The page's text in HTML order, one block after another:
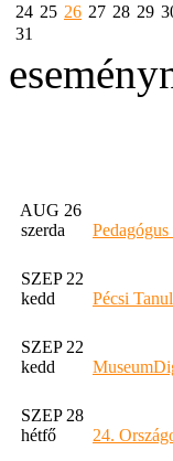
24 25 26 27 28 29
31
AUG 26
szerda
SZEP 22
kedd
Pécsi
SZEP 22
kedd
SZEP 28
hétfő
24.